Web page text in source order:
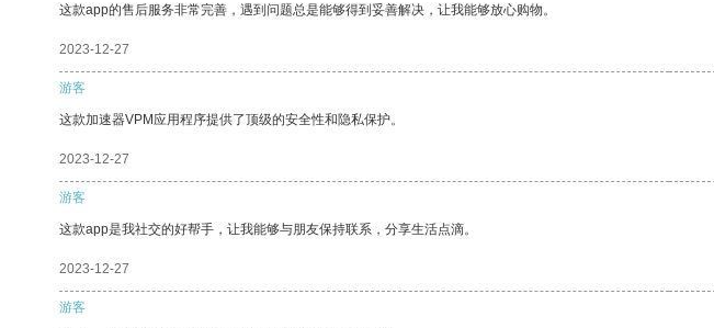
这款app的售后服务非常完善，遇到问题总是能够得到妥善解决，让我能够放心购物。
2023-12-27
游客
这款加速器VPM应用程序提供了顶级的安全性和隐私保护。
2023-12-27
游客
这款app是我社交的好帮手，让我能够与朋友保持联系，分享生活点滴。
2023-12-27
游客